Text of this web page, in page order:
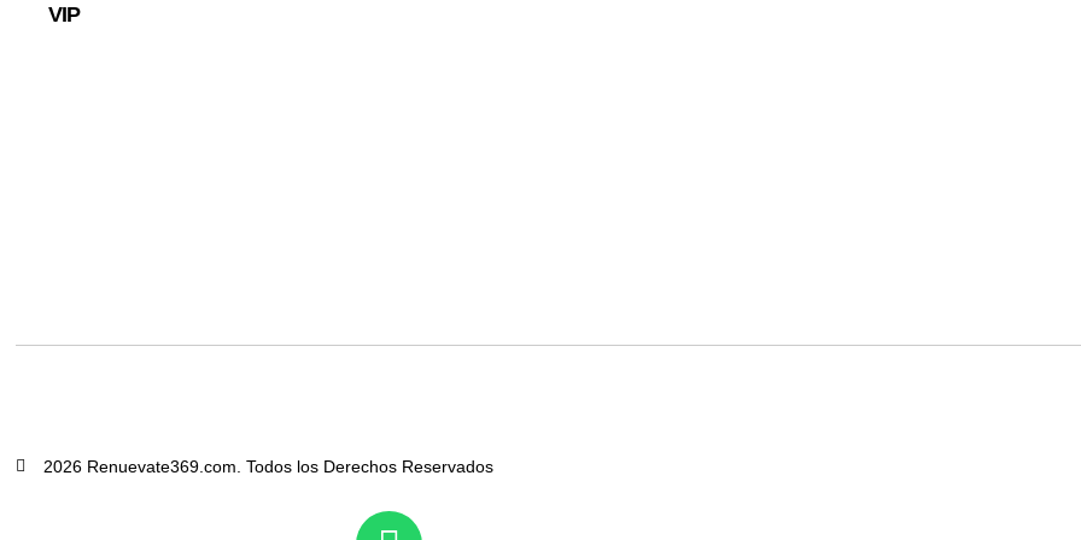
VIP
2026 Renuevate369.com. Todos los Derechos Reservados